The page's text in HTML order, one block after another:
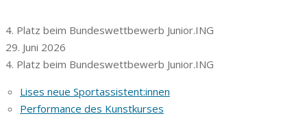
4. Platz beim Bundeswettbewerb Junior.ING
29. Juni 2026
4. Platz beim Bundeswettbewerb Junior.ING
Lises neue Sportassistent:innen
Performance des Kunstkurses